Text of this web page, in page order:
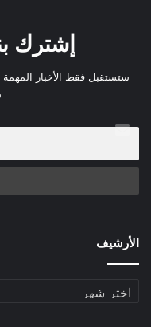
إشترك
ستستقبل فقط الأخبار
الأرشيف
الأرشيف